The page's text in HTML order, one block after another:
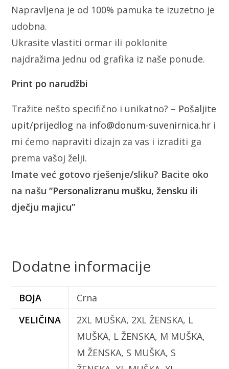
Napravljena je od 100% pamuka te izuzetno je
udobna.
Ukrasite vlastiti ormar ili poklonite
najdražima jednu od grafika iz naše ponude.
Print po narudžbi
Tražite nešto specifično i unikatno? – Pošaljite
upit/prijedlog na info@donum-suvenirnica.hr i
mi ćemo napraviti dizajn za vas i izraditi ga
prema vašoj želji.
Imate već gotovo rješenje/sliku? Bacite oko
na našu“Personalizranu mušku, žensku ili
dječju majicu”
Dodatne informacije
BOJA
Crna
VELIČINA
2XL MUŠKA, 2XL ŽENSKA, L
MUŠKA, L ŽENSKA, M MUŠKA,
M ŽENSKA, S MUŠKA, S